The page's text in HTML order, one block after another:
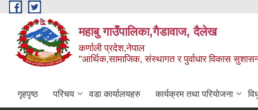
Skip to main content
महाबु गाउँपालिका,गैडावाज, दैलेख
कर्णाली प्रदेश,नेपाल
"आर्थिक,सामाजिक, संस्थागत र पुर्वाधार विकास
गृहपृष्ठ परिचय वडा कार्यालयहरु कार्यक्रम तथा परियोजना